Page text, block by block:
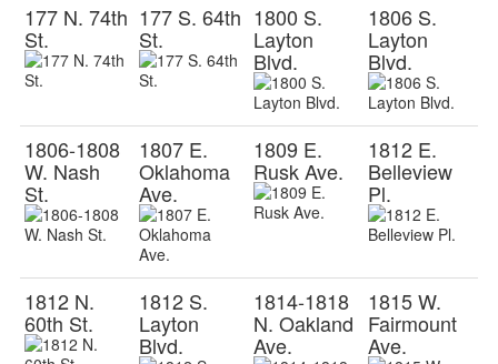
177 N. 74th
St.
177 S. 64th
St.
1800 S.
Layton
Blvd.
1806 S.
Layton
Blvd.
1806-1808
W. Nash
St.
1807 E.
Oklahoma
Ave.
1809 E.
Rusk Ave.
1812 E.
Belleview
Pl.
1812 N.
60th St.
1812 S.
Layton
Blvd.
1814-1818
N. Oakland
Ave.
1815 W.
Fairmount
Ave.